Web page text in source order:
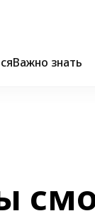
Важно знать